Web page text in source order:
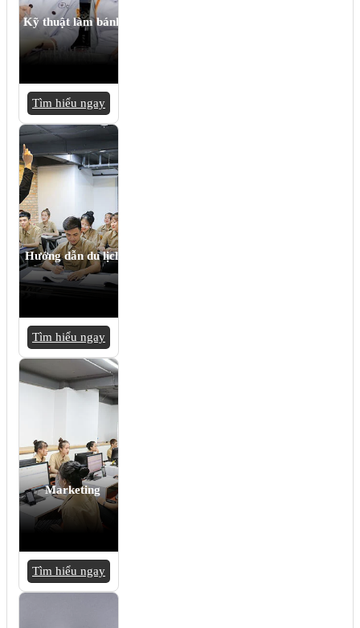
Kỹ thuật làm bánh
Tìm hiểu ngay
Hướng dẫn du lịch
Tìm hiểu ngay
Marketing
Tìm hiểu ngay